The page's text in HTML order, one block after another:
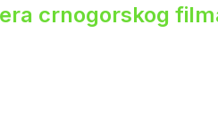
crnogorskog